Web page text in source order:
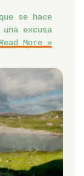
se hace
excusa
Read More »